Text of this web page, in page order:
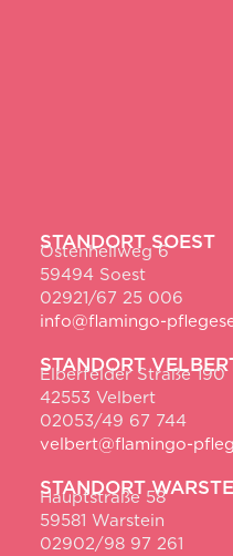
STANDORT SOEST
Ostenhellweg 6
59494 Soest
02921/67 25 006
info@flamingo-
STANDORT
Elberfelder Straße 190
42553 Velbert
02053/49 67 744
velbert@flamingo-
STANDORT
Hauptstraße 58
59581 Warstein
02902/98 97 261